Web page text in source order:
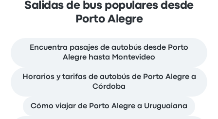
Salidas de bus populares desde
Porto Alegre
Encuentra pasajes de autobús desde Porto
Alegre hasta Montevideo
Horarios y tarifas de autobús de Porto Alegre a
Córdoba
Cómo viajar de Porto Alegre a Uruguaiana